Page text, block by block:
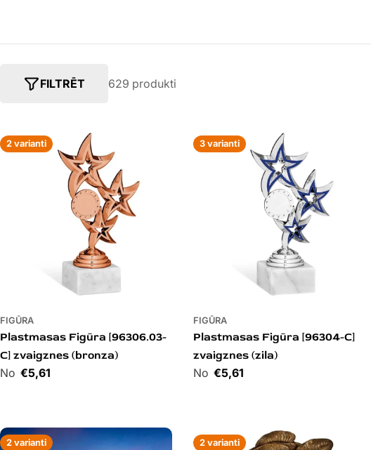
E
O
R
:
629 produkti
FILTRĒT
2 varianti
FIGŪRA
Plastmasas Figūra [96306.03-
C] zvaigznes (bronza)
Cena€5,61
3 varianti
FIGŪRA
Plastmasas Figūra [96304-C]
zvaigznes (zila)
Cena€5,61
2 varianti 2 varianti